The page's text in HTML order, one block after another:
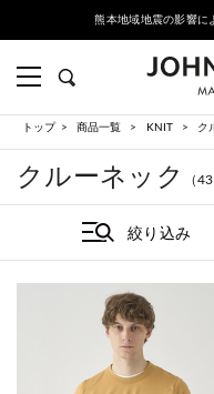
熊本地域地震の影響に
トップ 商品一覧 KNIT ク
クルーネック （
絞り込み